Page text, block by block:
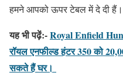
हमने आपको ऊपर टेबल में दे दी हैं।
यह भी पढ़ें:-Royal Enfield
रॉयल एनफील्ड हंटर 350 को
सकते हैं घर।